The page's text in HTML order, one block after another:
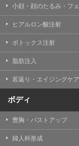
【Cookie(クッキ
Cookieは、一般
の閲覧情報を記
TCBグループで
を分析し、パフ
提供するサービ
ることがありま
ジが正しく表示
ください。
小顔・顔のたるみ・フ
ヒアルロン酸注射
ボトックス注射
脂肪注入
若返り・エイジングケア
ボディ
豊胸・バストアップ
婦人科形成